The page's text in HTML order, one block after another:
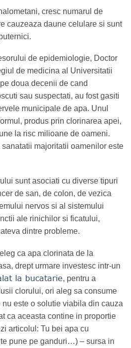
cresc numarul de
cauzeaza daune celulare si sunt
de epidemiologie, Doctor
de medicina al Universitatii
doua decenii de cand
sau suspectati, au fost gasiti
municipale de apa. Unul
produs prin clorinarea apei,
la risc milioane de oameni.
majoritatii oamenilor este
sunt asociati cu diverse tipuri
de san, de colon, de vezica
nervos si al sistemului
ale rinichilor si ficatului,
dintre probleme.
ca apa clorinata de la
drept urmare investesc intr-un
la bucatarie, pentru a
clorului, ori aleg sa consume
este o solutie viabila din cauza
ca aceasta contine in proportie
articolul: Tu bei apa cu
pune pe ganduri…) – sursa in